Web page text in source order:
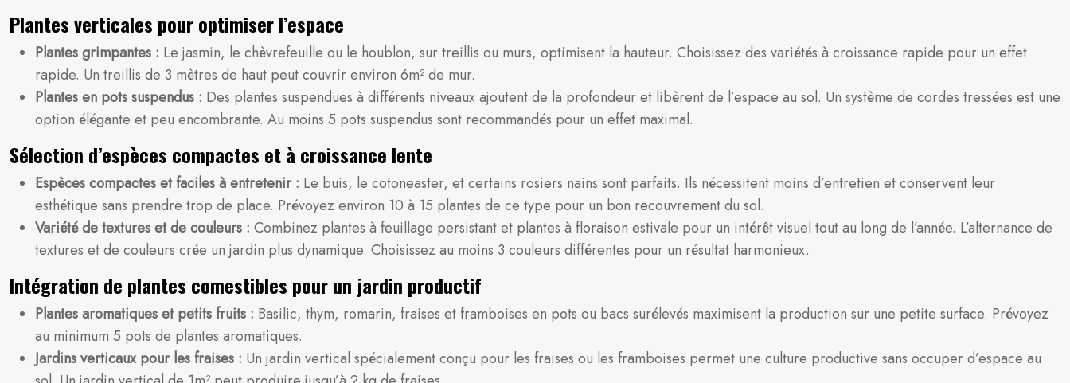
Plantes verticales pour optimiser l’espace
Plantes grimpantes : Le jasmin, le chèvrefeuille ou le houblon, sur treillis ou murs, optimisent la hauteur. Choisissez des variétés à croissance rapide pour un effet
rapide. Un treillis de 3 mètres de haut peut couvrir environ 6m² de mur.
Plantes en pots suspendus : Des plantes suspendues à différents niveaux ajoutent de la profondeur et libèrent de l’espace au sol. Un système de cordes tressées est une
option élégante et peu encombrante. Au moins 5 pots suspendus sont recommandés pour un effet maximal.
Sélection d’espèces compactes et à croissance lente
Espèces compactes et faciles à entretenir : Le buis, le cotoneaster, et certains rosiers nains sont parfaits. Ils nécessitent moins d’entretien et conservent leur
esthétique sans prendre trop de place. Prévoyez environ 10 à 15 plantes de ce type pour un bon recouvrement du sol.
Variété de textures et de couleurs : Combinez plantes à feuillage persistant et plantes à floraison estivale pour un intérêt visuel tout au long de l’année. L’alternance de
textures et de couleurs crée un jardin plus dynamique. Choisissez au moins 3 couleurs différentes pour un résultat harmonieux.
Intégration de plantes comestibles pour un jardin productif
Plantes aromatiques et petits fruits : Basilic, thym, romarin, fraises et framboises en pots ou bacs surélevés maximisent la production sur une petite surface. Prévoyez
au minimum 5 pots de plantes aromatiques.
Jardins verticaux pour les fraises : Un jardin vertical spécialement conçu pour les fraises ou les framboises permet une culture productive sans occuper d’espace au